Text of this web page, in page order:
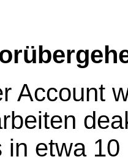
Account
in etwa